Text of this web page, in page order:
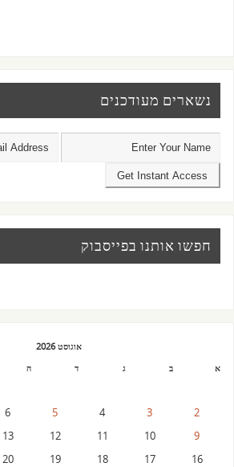
נשארים מעודכנים
חפשו אותנו בפייסבוק
אוגוסט 2026
א
ב ג ד ה
2
3
4
5
6
9
10
11
12
13
16
17
18
19
20